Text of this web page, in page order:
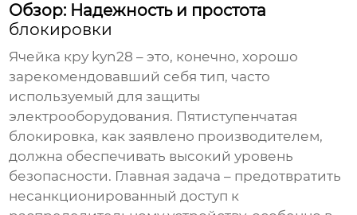
Обзор: Надежность и простота
блокировки
Ячейка кру kyn28 – это, конечно, хорошо
зарекомендовавший себя тип, часто
используемый для защиты
электрооборудования. Пятиступенчатая
блокировка, как заявлено производителем,
должна обеспечивать высокий уровень
безопасности. Главная задача – предотвратить
несанкционированный доступ к